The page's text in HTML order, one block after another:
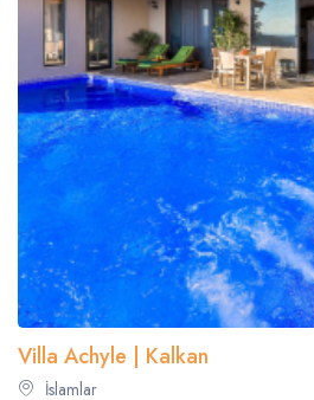
Villa Achyle | Kalkan
İslamlar